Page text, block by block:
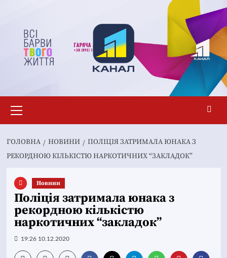
вмісту
меню
ГОЛОВНА НОВИНИ
ПОЛІЦІЯ ЗАТРИМАЛА ЮНАКА З
РЕКОРДНОЮ КІЛЬКІСТЮ НАРКОТИЧНИХ “ЗАКЛАДОК”
Новини
Поліція затримала юнака з
рекордною кількістю
наркотичних “закладок”
19:26 10.12.2020